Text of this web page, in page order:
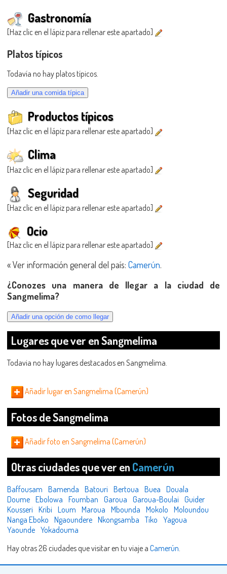
Gastronomía
[Haz clic en el lápiz para rellenar este apartado]
Platos típicos
Todavía no hay platos típicos.
Productos típicos
[Haz clic en el lápiz para rellenar este apartado]
Clima
[Haz clic en el lápiz para rellenar este apartado]
Seguridad
[Haz clic en el lápiz para rellenar este apartado]
Ocio
[Haz clic en el lápiz para rellenar este apartado]
« Ver información general del país: Camerún.
¿Conozes una manera de llegar a la ciudad de
Sangmelima?
Lugares que ver en Sangmelima
Todavia no hay lugares destacados en Sangmelima.
Añadir lugar en Sangmelima (Camerún)
Fotos de Sangmelima
Añadir foto en Sangmelima (Camerún)
Otras ciudades que ver en Camerún
Baffousam Bamenda Batouri Bertoua Buea Douala
Doume Ebolowa Foumban Garoua Garoua-Boulai Guider
Kousseri Kribi Loum Maroua Mbounda Mokolo Moloundou
Nanga Eboko Ngaoundere Nkongsamba Tiko Yagoua
Yaounde Yokadouma
Hay otras 26 ciudades que visitar en tu viaje a Camerún.